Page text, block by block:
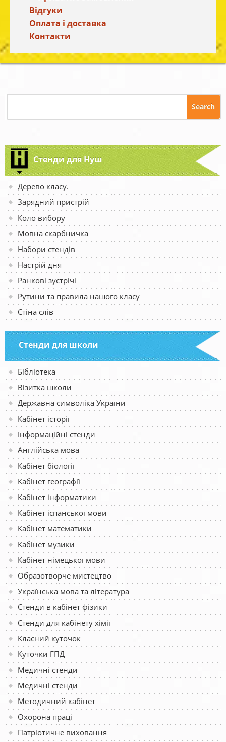
Відгуки
Оплата і доставка
Контакти
Стенди для Нуш
Дерево класу.
Зарядний пристрій
Коло вибору
Мовна скарбничка
Набори стендів
Настрій дня
Ранкові зустрічі
Рутини та правила нашого класу
Стіна слів
Стенди для школи
Бібліотека
Візитка школи
Державна символіка України
Кабінет історії
Інформаційні стенди
Англійська мова
Кабінет біології
Кабінет географії
Кабінет інформатики
Кабінет іспанської мови
Кабінет математики
Кабінет музики
Кабінет німецької мови
Образотворче мистецтво
Українська мова та література
Стенди в кабінет фізики
Стенди для кабінету хімії
Класний куточок
Куточки ГПД
Медичні стенди
Медичні стенди
Методичний кабінет
Охорона праці
Патріотичне виховання